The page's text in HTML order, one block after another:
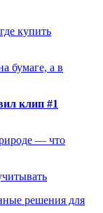
купить
бумаге, а в
клип #1
— что
решения для